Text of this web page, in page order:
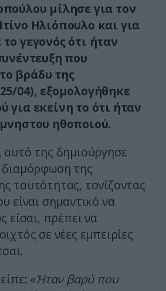
μίλησε για τον
Ηλιόπουλο και για
γεγονός ότι ήταν
που
βράδυ της
04), εξομολογήθηκε
για εκείνη το ότι ήταν
ηθοποιού.
της δημιούργησε
διαμόρφωση της
ταυτότητας, τονίζοντας
είναι σημαντικό να
είσαι, πρέπει να
σε νέες εμπειρίες
«Ήταν βαρύ που